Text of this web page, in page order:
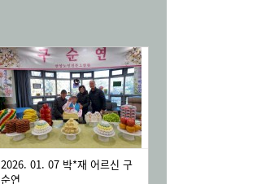
2026. 01. 07 박*재 어르신 구
순연